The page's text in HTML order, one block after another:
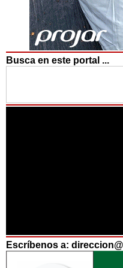
Busca en este portal ...
Escríbenos a: